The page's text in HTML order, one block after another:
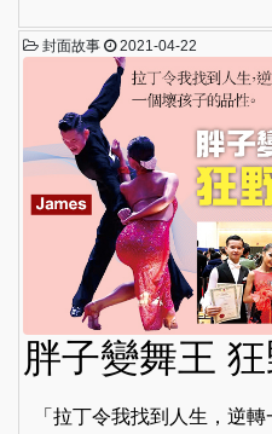
封面故事 2021-04-22
胖子變舞王
「拉丁令我找到人生，逆